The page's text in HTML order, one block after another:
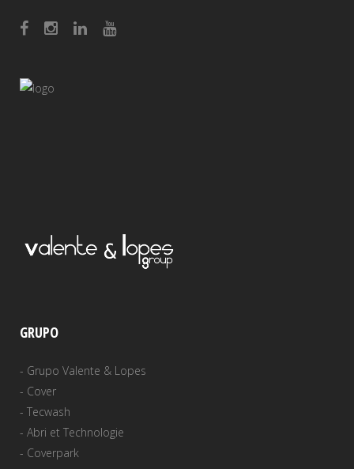
GRUPO
- Grupo Valente & Lopes
- Cover
- Tecwash
- Abri et Technologie
- Coverpark